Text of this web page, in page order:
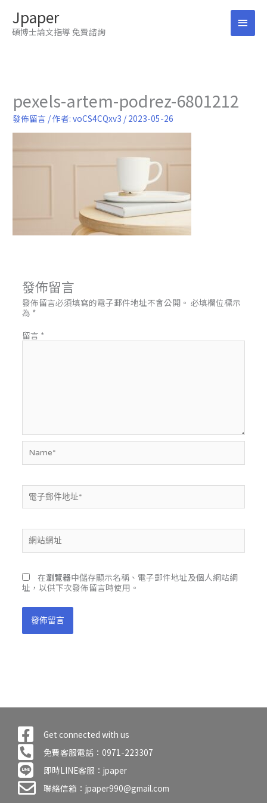
Jpaper
碩博士論文指導 免費諮詢
主
pexels-artem-podrez-6801212
發佈留言 / 作者:voCS4CQxv3 / 2023-05-26
發佈留言
發佈留言必須填寫的電子郵件地址不會公開。 必填欄位標示
為 *
留言 *
Name*
電
子
郵
地
址
*
網
站
網
在瀏覽器中儲存顯示名稱、電子郵件地址及個人網站網
址，以供下次發佈留言時使用。
Get connected with us
免費客服電話：0971-223307
即時LINE客服：jpaper
聯絡信箱：jpaper990@gmail.com